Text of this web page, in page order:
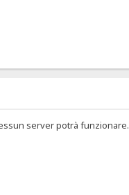
server potrà funzionare.